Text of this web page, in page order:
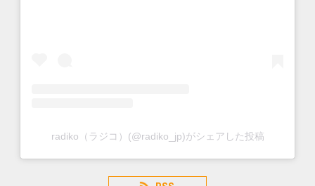
radiko（ラジコ）(@radiko_jp)がシェアした投稿